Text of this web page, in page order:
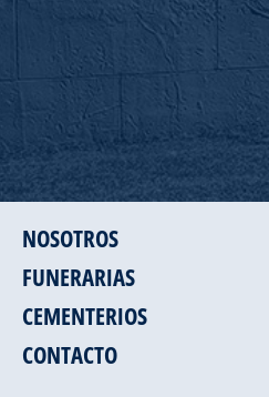
NOSOTROS
FUNERARIAS
CEMENTERIOS
CONTACTO